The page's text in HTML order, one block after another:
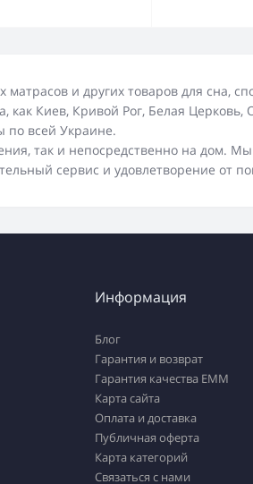
и других товаров для сна,
Киев, Кривой Рог, Белая Церковь,
по всей Украине.
так и непосредственно на дом.
сервис и удовлетворение от
Информация
Блог
Гарантия и возврат
Гарантия качества ЕММ
Карта сайта
Оплата и доставка
Публичная оферта
Карта категорий
Связаться с нами